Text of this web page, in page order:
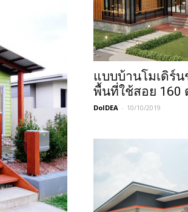
แบบบ้านโมเดิร์
พื้นที่ใช้สอย 160
DoIDEA - 10/10/2019